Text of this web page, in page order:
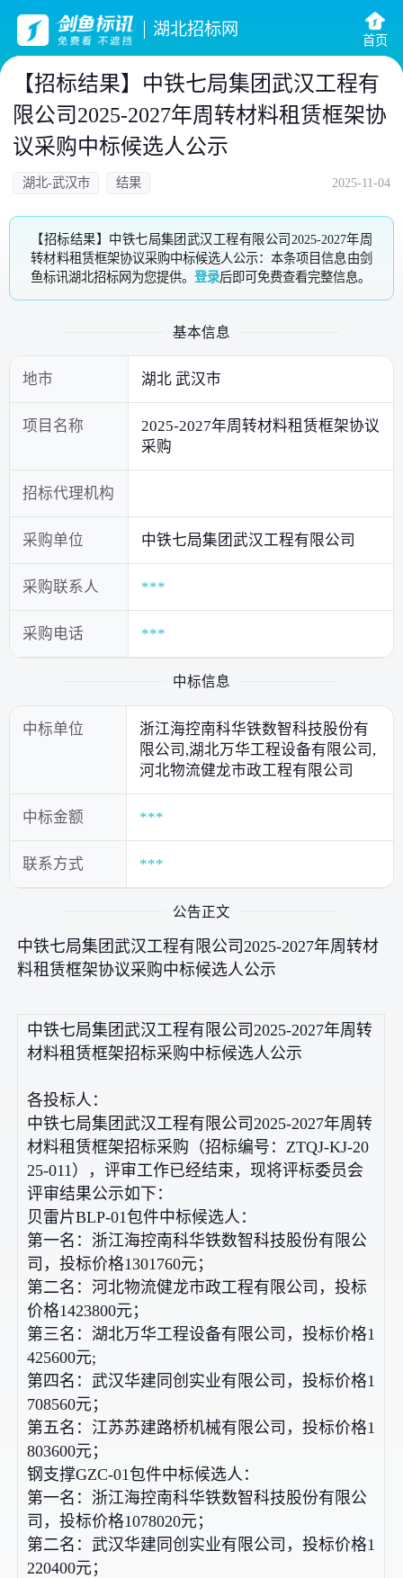
湖北招标网
首页
【招标结果】中铁七局集团武汉工程有
限公司2025-2027年周转材料租赁框架协
议采购中标候选人公示
湖北-武汉市 结果 2025-11-04
【招标结果】中铁七局集团武汉工程有限公司2025-2027年周
转材料租赁框架协议采购中标候选人公示：本条项目信息由剑
鱼标讯湖北招标网为您提供。登录后即可免费查看完整信息。
基本信息
地市 湖北 武汉市
项目名称
2025-2027年周转材料租赁框架协议
采购
招标代理机构
采购单位 中铁七局集团武汉工程有限公司
采购联系人 ***
采购电话 ***
中标信息
中标单位
浙江海控南科华铁数智科技股份有
限公司,湖北万华工程设备有限公司,
河北物流健龙市政工程有限公司
中标金额 ***
联系方式 ***
公告正文
中铁七局集团武汉工程有限公司2025-2027年周转材
料租赁框架协议采购中标候选人公示
中铁七局集团武汉工程有限公司2025-2027年周转
材料租赁框架招标采购中标候选人公示
各投标人：
中铁七局集团武汉工程有限公司2025-2027年周转
材料租赁框架招标采购（招标编号：ZTQJ-KJ-20
25-011），评审工作已经结束，现将评标委员会
评审结果公示如下：
贝雷片BLP-01包件中标候选人：
第一名：浙江海控南科华铁数智科技股份有限公
司，投标价格1301760元；
第二名：河北物流健龙市政工程有限公司，投标
价格1423800元；
第三名：湖北万华工程设备有限公司，投标价格1
425600元;
第四名：武汉华建同创实业有限公司，投标价格1
708560元；
第五名：江苏苏建路桥机械有限公司，投标价格1
803600元；
钢支撑GZC-01包件中标候选人：
第一名：浙江海控南科华铁数智科技股份有限公
司，投标价格1078020元；
第二名：武汉华建同创实业有限公司，投标价格1
220400元；